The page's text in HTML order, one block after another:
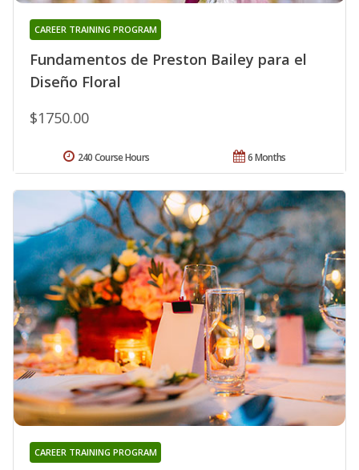
Fundamentos de Preston Bailey para el
Diseño Floral
CAREER TRAINING PROGRAM
$1750.00
6 Months
240 Course Hours
CAREER TRAINING PROGRAM